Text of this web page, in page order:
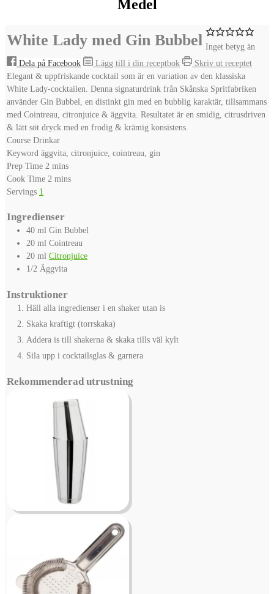
Medel
White Lady med Gin Bubbel Inget betyg än
Dela på Facebook
Lägg till i din receptbok
Skriv ut receptet
Elegant & uppfriskande cocktail som är en variation av den klassiska
White Lady-cocktailen. Denna signaturdrink från Skånska Spritfabriken
använder Gin Bubbel, en distinkt gin med en bubblig karaktär, tillsammans
med Cointreau, citronjuice & äggvita. Resultatet är en smidig, citrusdriven
& lätt söt dryck med en frodig & krämig konsistens.
Course Drinkar
Keyword äggvita, citronjuice, cointreau, gin
Prep Time 2 minutes
mins
Cook Time 2 minutes
mins
Servings 1
Ingredienser
40 ml Gin Bubbel
20 ml Cointreau
20 ml Citronjuice
1/2 Äggvita
Instruktioner
Häll alla ingredienser i en shaker utan is
Skaka kraftigt (torrskaka)
Addera is till shakerna & skaka tills väl kylt
Sila upp i cocktailsglas & garnera
Rekommenderad utrustning